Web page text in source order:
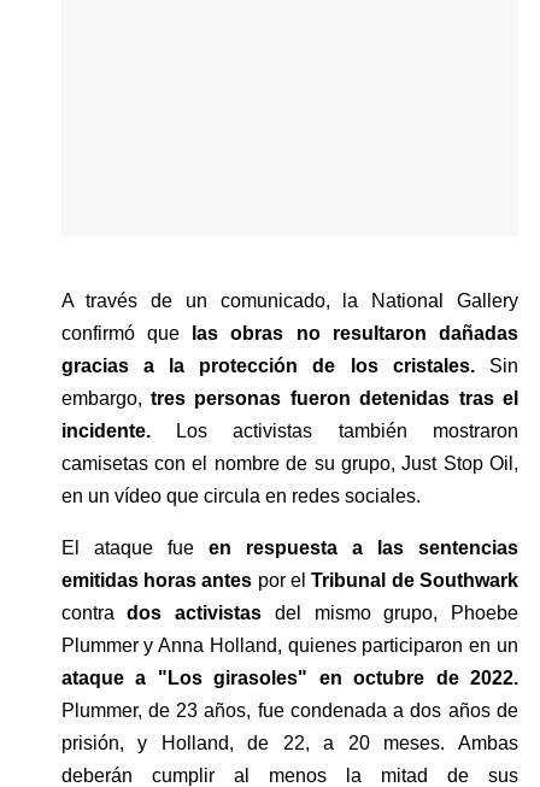
A través de un comunicado, la National Gallery
confirmó que
las obras no resultaron dañadas
gracias a la protección de los cristales. Sin
embargo, tres personas fueron detenidas tras el
incidente. Los activistas también mostraron
camisetas con el nombre de su grupo, Just Stop Oil,
en un vídeo que circula en redes sociales.
El ataque fue en respuesta a las sentencias
emitidas horas antes por el Tribunal de Southwark
contra dos activistas del mismo grupo, Phoebe
ataque a "Los girasoles" en octubre de 2022.
Plummer, de 23 años, fue condenada a dos años de
prisión, y Holland, de 22, a 20 meses. Ambas
deberán cumplir al menos la mitad de sus